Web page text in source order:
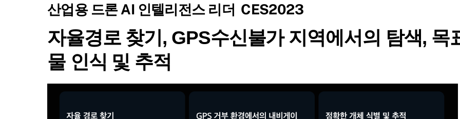
산업용 드론 AI 인텔리전스 리더 CES2023
자율경로 찾기, GPS수신불가 지역에서의 탐색, 목
물 인식 및 추적